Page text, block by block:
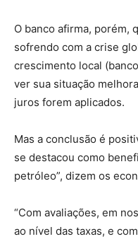
O banco afirma, porém,
sofrendo com a crise
crescimento local
ver sua situação
juros forem aplicados.
Mas a conclusão é
se destacou como
petróleo”, dizem os
“Com avaliações, em
ao nível das taxas, e